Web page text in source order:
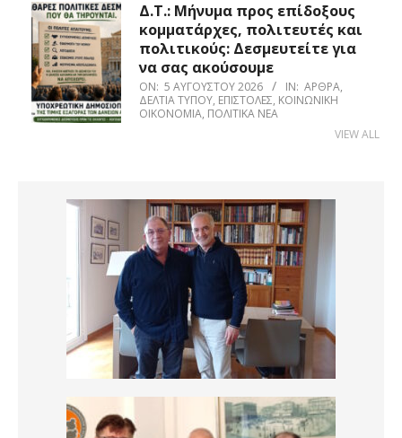
Δ.Τ.: Μήνυμα προς επίδοξους
κομματάρχες, πολιτευτές και
πολιτικούς: Δεσμευτείτε για
να σας ακούσουμε
ON: 5 ΑΥΓΟΎΣΤΟΥ 2026 IN: ΆΡΘΡΑ,
ΔΕΛΤΊΑ ΤΎΠΟΥ, ΕΠΙΣΤΟΛΈΣ, ΚΟΙΝΩΝΙΚΉ
ΟΙΚΟΝΟΜΊΑ, ΠΟΛΙΤΙΚΆ ΝΈΑ
VIEW ALL